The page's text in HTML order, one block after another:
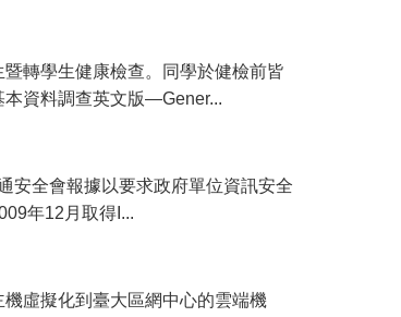
轉學生健康檢查。同學於健檢前皆
本資料調查英文版—Gener...
安全會報據以要求政府單位資訊安全
年12月取得I...
虛擬化到臺大區網中心的雲端機